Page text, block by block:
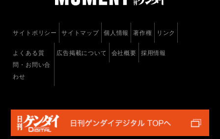
気のユーキャンスマイル。１番人気に推されたブ
サイトポリシー サイトマップ 個人情報 著作権 リンク
よくある質
問・お問い合
わせ
広告掲載について 会社概要 採用情報